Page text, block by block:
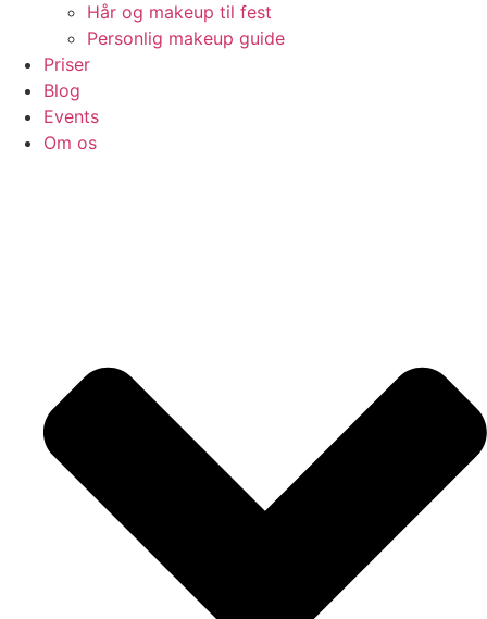
Hår og makeup til fest
Personlig makeup guide
Priser
Blog
Events
Om os